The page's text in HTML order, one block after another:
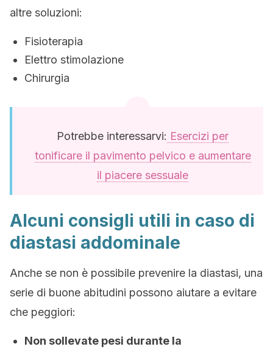
altre soluzioni:
Fisioterapia
Elettro stimolazione
Chirurgia
Potrebbe interessarvi: Esercizi per
tonificare il pavimento pelvico e aumentare
il piacere sessuale
Alcuni consigli utili in caso di
diastasi addominale
Anche se non è possibile prevenire la diastasi, una
serie di buone abitudini possono aiutare a evitare
che peggiori:
Non sollevate pesi durante la